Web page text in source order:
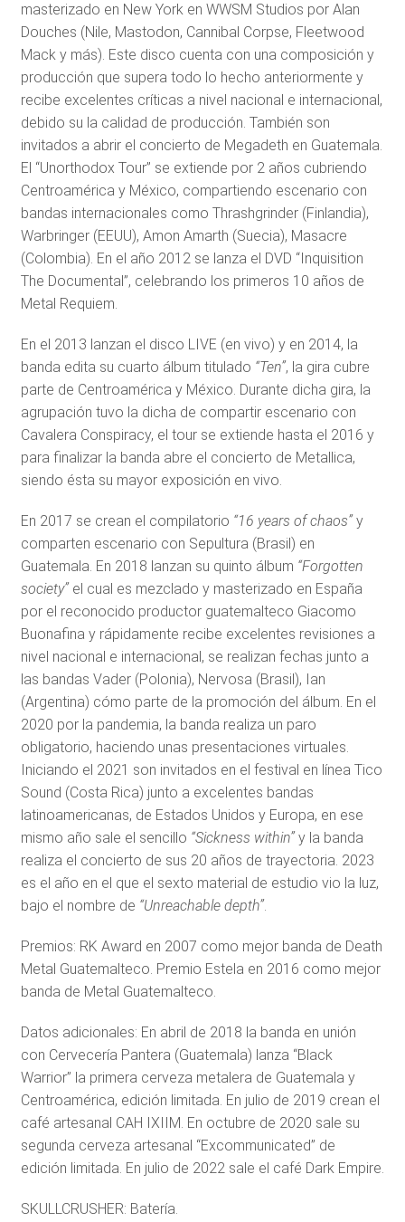
masterizado en New York en WWSM Studios por Alan
Douches (Nile, Mastodon, Cannibal Corpse, Fleetwood
Mack y más). Este disco cuenta con una composición y
producción que supera todo lo hecho anteriormente y
recibe excelentes críticas a nivel nacional e internacional,
debido su la calidad de producción. También son
invitados a abrir el concierto de Megadeth en Guatemala.
El “Unorthodox Tour” se extiende por 2 años cubriendo
Centroamérica y México, compartiendo escenario con
bandas internacionales como Thrashgrinder (Finlandia),
Warbringer (EEUU), Amon Amarth (Suecia), Masacre
(Colombia). En el año 2012 se lanza el DVD “Inquisition
The Documental”, celebrando los primeros 10 años de
Metal Requiem.
En el 2013 lanzan el disco LIVE (en vivo) y en 2014, la
banda edita su cuarto álbum titulado “Ten”, la gira cubre
parte de Centroamérica y México. Durante dicha gira, la
agrupación tuvo la dicha de compartir escenario con
Cavalera Conspiracy, el tour se extiende hasta el 2016 y
para finalizar la banda abre el concierto de Metallica,
siendo ésta su mayor exposición en vivo.
En 2017 se crean el compilatorio “16 years of chaos”y
comparten escenario con Sepultura (Brasil) en
Guatemala. En 2018 lanzan su quinto álbum “Forgotten
society”el cual es mezclado y masterizado en España
por el reconocido productor guatemalteco Giacomo
Buonafina y rápidamente recibe excelentes revisiones a
nivel nacional e internacional, se realizan fechas junto a
las bandas Vader (Polonia), Nervosa (Brasil), Ian
(Argentina) cómo parte de la promoción del álbum. En el
2020 por la pandemia, la banda realiza un paro
obligatorio, haciendo unas presentaciones virtuales.
Iniciando el 2021 son invitados en el festival en línea Tico
Sound (Costa Rica) junto a excelentes bandas
latinoamericanas, de Estados Unidos y Europa, en ese
mismo año sale el sencillo “Sickness within”y la banda
realiza el concierto de sus 20 años de trayectoria. 2023
es el año en el que el sexto material de estudio vio la luz,
bajo el nombre de “Unreachable depth”.
Premios: RK Award en 2007 como mejor banda de Death
Metal Guatemalteco. Premio Estela en 2016 como mejor
banda de Metal Guatemalteco.
Datos adicionales: En abril de 2018 la banda en unión
con Cervecería Pantera (Guatemala) lanza “Black
Warrior” la primera cerveza metalera de Guatemala y
Centroamérica, edición limitada. En julio de 2019 crean el
café artesanal CAH IXIIM. En octubre de 2020 sale su
segunda cerveza artesanal “Excommunicated” de
edición limitada. En julio de 2022 sale el café Dark Empire.
SKULLCRUSHER: Batería.